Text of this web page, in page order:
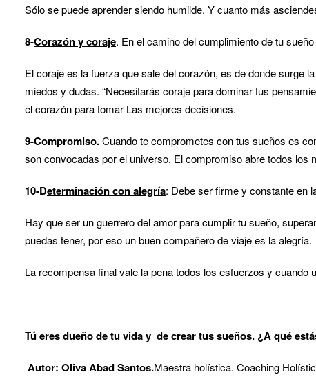
Sólo se puede aprender siendo humilde. Y cuanto más
8-Corazón y coraje. En el camino del cumplimiento de tu
El coraje es la fuerza que sale del corazón, es de donde surge
miedos y dudas. “Necesitarás coraje para dominar tus
el corazón para tomar Las mejores decisiones.
9-Compromiso.Cuando te comprometes con tus sueños es
son convocadas por el universo. El compromiso abre todos los
10-Determinación con alegría: Debe ser firme y constante en
Hay que ser un guerrero del amor para cumplir tu sueño,
puedas tener, por eso un buen compañero de viaje es la alegría.
La recompensa final vale la pena todos los esfuerzos y
Tú eres dueño de tu vida y de crear tus sueños. ¿A qué
Autor: Oliva Abad Santos.Maestra holística. Coaching